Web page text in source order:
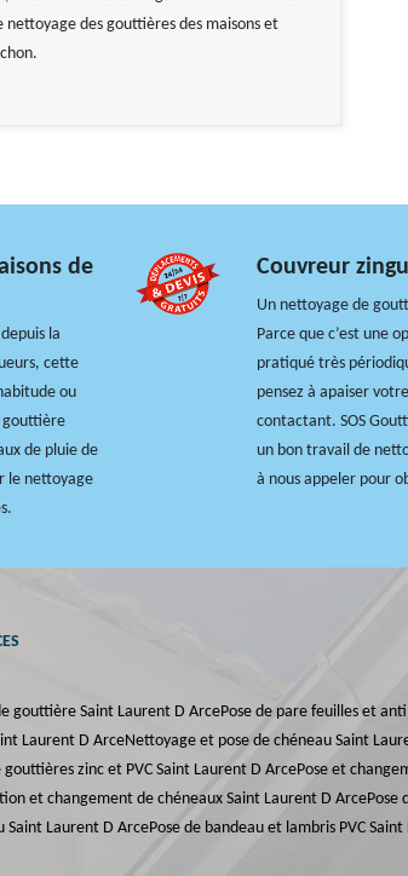
des gouttières des maisons et
de
la
cette
ou
gouttière
de pluie de
le nettoyage
Couvreur
Un nettoyage de
Parce que c’est une
pratiqué très
pensez à apaiser
contactant. SOS
un bon travail de
à nous appeler pour
gouttière Saint Laurent D ArcePose de pare feuilles et
Laurent D ArceNettoyage et pose de chéneau Saint
gouttières zinc et PVC Saint Laurent D ArcePose et
et changement de chéneaux Saint Laurent D ArcePose
Saint Laurent D ArcePose de bandeau et lambris PVC